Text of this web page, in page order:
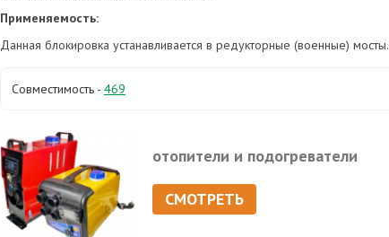
Применяемость:
Данная блокировка устанавливается в редукторные (военные) мосты.
Совместимость - 469
отопители и подогреватели
СМОТРЕТЬ